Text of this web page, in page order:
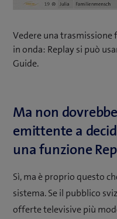
Vedere una trasmissione
in onda: Replay si può
Guide.
Ma non
emittente a
una funzione
Sì, ma è proprio questo
sistema. Se il pubblico
offerte televisive più